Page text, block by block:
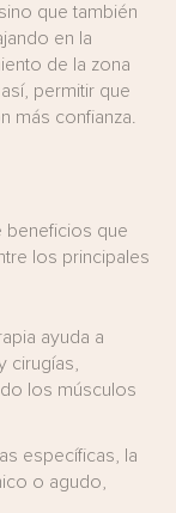
que también
en la
de la zona
permitir que
más confianza.
beneficios que
los principales
ayuda a
cirugías,
los músculos
específicas, la
o agudo,